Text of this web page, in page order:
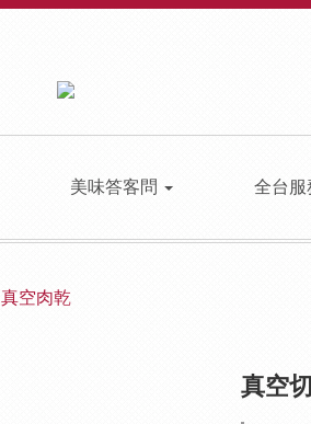
美味答客問 全台
真空肉乾
真空